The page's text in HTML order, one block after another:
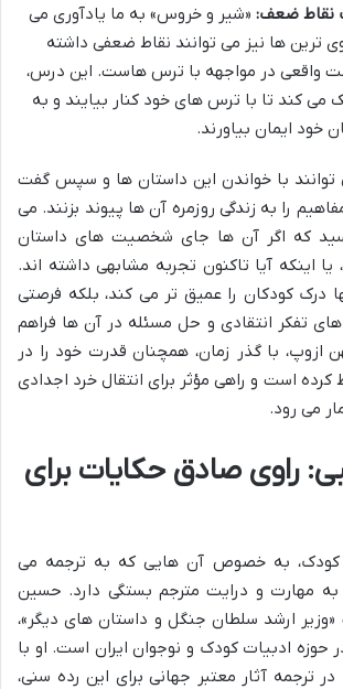
نقاط ضعف: «شیر و خروس» به ما یادآوری می
ترین ها نیز می توانند نقاط ضعفی داشته
واقعی در مواجهه با ترس هاست. این درس،
می کند تا با ترس های خود کنار بیایند و به
خود ایمان بیاورند.
توانند با خواندن این داستان ها و سپس گفت
را به زندگی روزمره آن ها پیوند بزنند. می
که اگر آن ها جای شخصیت های داستان
اینکه آیا تاکنون تجربه مشابهی داشته اند.
درک کودکان را عمیق تر می کند، بلکه فرصتی
تفکر انتقادی و حل مسئله در آن ها فراهم
ازوپ، با گذر زمان، همچنان قدرت خود را در
است و راهی مؤثر برای انتقال خرد اجدادی
می رود.
راوی صادق حکایات برای
به خصوص آن هایی که به ترجمه می
به مهارت و درایت مترجم بستگی دارد. حسین
«وزیر ارشد سلطان جنگل و داستان های دیگر»،
حوزه ادبیات کودک و نوجوان ایران است. او با
ترجمه آثار معتبر جهانی برای این رده سنی،